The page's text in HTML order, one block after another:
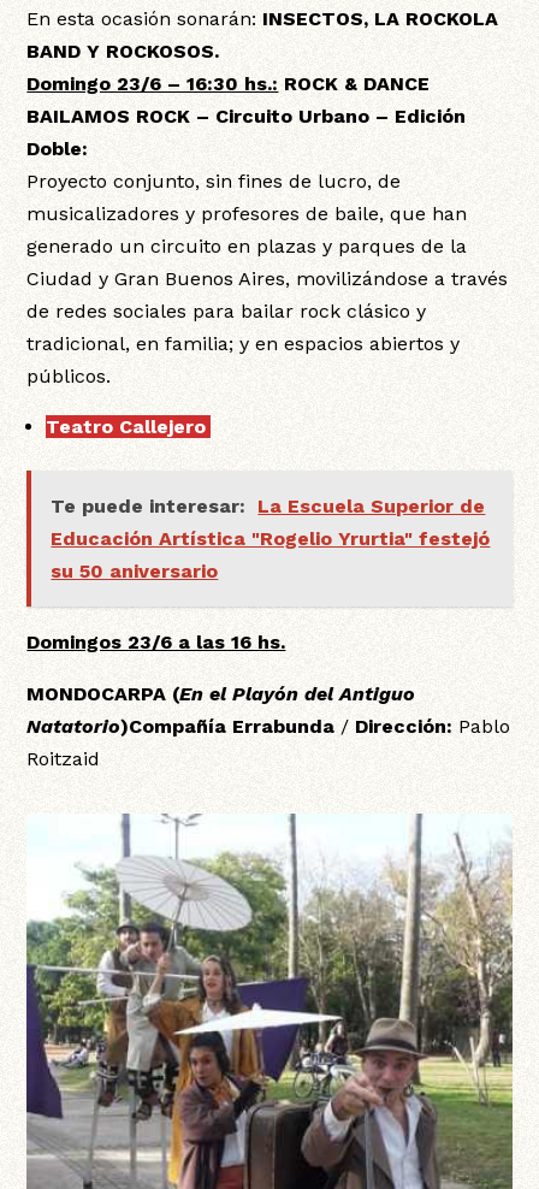
En esta ocasión sonarán: INSECTOS, LA ROCKOLA
BAND Y ROCKOSOS.
Domingo 23/6 – 16:30 hs.: ROCK & DANCE
BAILAMOS ROCK – Circuito Urbano – Edición
Doble:
Proyecto conjunto, sin fines de lucro, de
musicalizadores y profesores de baile, que han
generado un circuito en plazas y parques de la
Ciudad y Gran Buenos Aires, movilizándose a través
de redes sociales para bailar rock clásico y
tradicional, en familia; y en espacios abiertos y
públicos.
Teatro Callejero
Te puede interesar:
La Escuela Superior de
Educación Artística "Rogelio Yrurtia" festejó
su 50 aniversario
Domingos 23/6 a las 16 hs.
MONDOCARPA (En el Playón del Antiguo
Natatorio)Compañía Errabunda / Dirección: Pablo
Roitzaid